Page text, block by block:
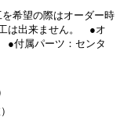
希望の際はオーダー時
は出来ません。 ●オ
●付属パーツ：センタ